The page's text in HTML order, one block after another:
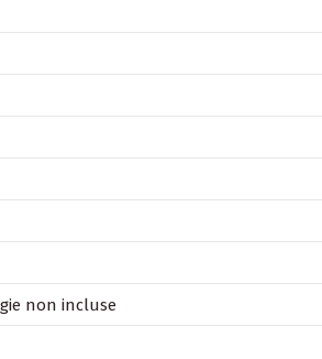
non incluse